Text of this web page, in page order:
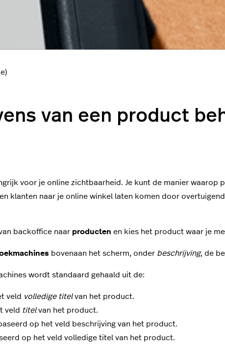
van een product
voor je online zichtbaarheid. Je kunt de manier waarop
klanten naar je online winkel laten komen door
backoffice naar producten en kies het product waar je
bovenaan het scherm, onder beschrijving, de
wordt standaard gehaald uit de:
veld volledige titelvan het product.
veld titelvan het product.
op het veld beschrijving van het product.
op het veld volledige titel van het product.